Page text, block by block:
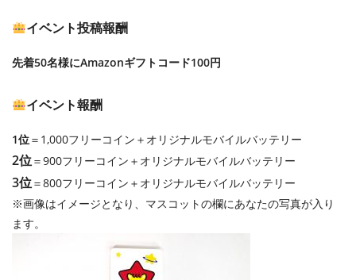
イベント投稿報酬
先着50名様にAmazonギフトコード100円
イベント報酬
1位＝1,000フリーコイン＋オリジナルモバイルバッテリー
2位＝900フリーコイン＋オリジナルモバイルバッテリー
3位＝800フリーコイン＋オリジナルモバイルバッテリー
※画像はイメージとなり、マスコットの欄にあなたの写真が入り
ます。